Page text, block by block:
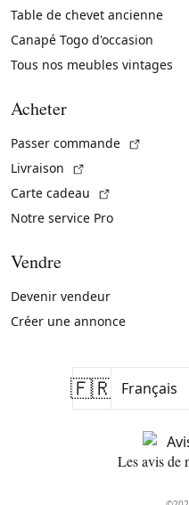
Table de chevet ancienne
Canapé Togo d'occasion
Tous nos meubles vintages
Acheter
Passer commande
Livraison
Carte cadeau
Notre service Pro
Vendre
Devenir vendeur
Créer une annonce
🇫🇷
Les avis de